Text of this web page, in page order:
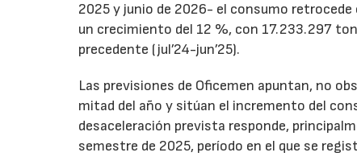
2025 y junio de 2026- el consumo
un crecimiento del 12 %, con 17.233.297
precedente (jul’24-jun’25).
Las previsiones de Oficemen apuntan, no
mitad del año y sitúan el incremento del
desaceleración prevista responde,
semestre de 2025, período en el que se